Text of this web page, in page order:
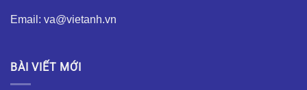
Email: va@vietanh.vn
BÀI VIẾT MỚI